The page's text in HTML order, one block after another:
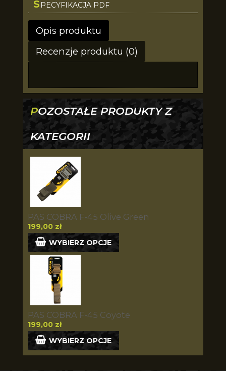
S PECYFIKACJA PDF
Opis produktu
Recenzje produktu (0)
POZOSTAŁE PRODUKTY Z
KATEGORII
PAS COBRA F-45 Olive Green
199,00 zł
WYBIERZ OPCJE
PAS COBRA F-45 Coyote
199,00 zł
WYBIERZ OPCJE